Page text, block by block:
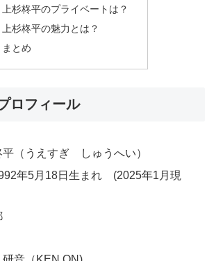
上杉柊平のプライベートは？
上杉柊平の魅力とは？
まとめ
ロフィール
平（うえすぎ しゅうへい）
年5月18日生まれ (2025年1月現